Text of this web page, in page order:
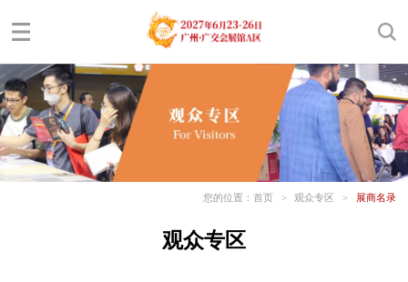
您的位置： 首页 > 观众专区 > 展商名录
观众专区